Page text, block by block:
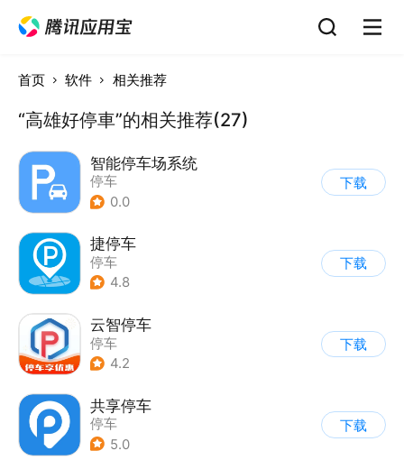
首页 软件 相关推荐
“高雄好停車”的相关推荐(27)
智能停车场系统
停车
0.0
下载
捷停车
停车
4.8
下载
云智停车
停车
4.2
下载
共享停车
停车
5.0
下载